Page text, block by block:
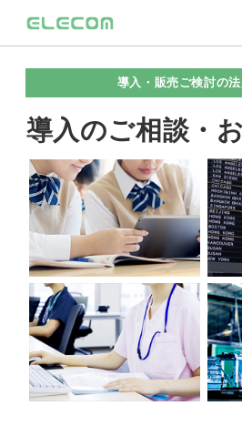
導入・販売ご検討の
導入のご相談・